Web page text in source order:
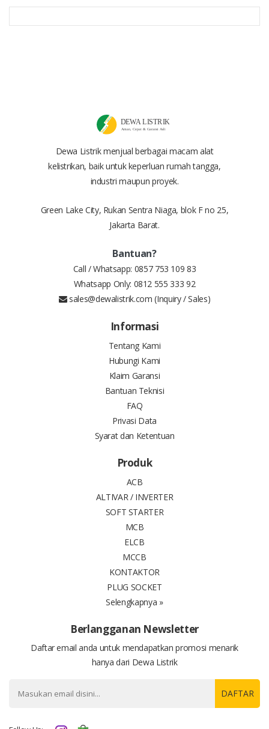
Dewa Listrik menjual berbagai macam alat
kelistrikan, baik untuk keperluan rumah tangga,
industri maupun proyek.
Green Lake City, Rukan Sentra Niaga, blok F no 25,
Jakarta Barat.
Bantuan?
Call / Whatsapp: 0857 753 109 83
Whatsapp Only: 0812 555 333 92
sales@dewalistrik.com (Inquiry / Sales)
Informasi
Tentang Kami
Hubungi Kami
Klaim Garansi
Bantuan Teknisi
FAQ
Privasi Data
Syarat dan Ketentuan
Produk
ACB
ALTIVAR / INVERTER
SOFT STARTER
MCB
ELCB
MCCB
KONTAKTOR
PLUG SOCKET
Selengkapnya »
Berlangganan Newsletter
Daftar email anda untuk mendapatkan promosi menarik
hanya dari Dewa Listrik
DAFTAR